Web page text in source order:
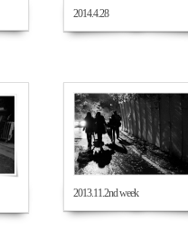
2014.4.28
2013.11.2nd week
832